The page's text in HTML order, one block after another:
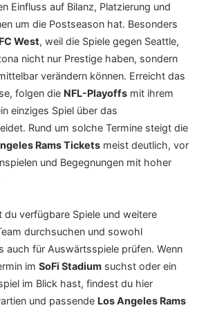
Einfluss auf Bilanz, Platzierung und
um die Postseason hat. Besonders
West, weil die Spiele gegen Seattle,
nicht nur Prestige haben, sondern
verändern können. Erreicht das
folgen die NFL-Playoffs mit ihrem
einziges Spiel über das
Rund um solche Termine steigt die
Rams Tickets meist deutlich, vor
und Begegnungen mit hoher
du verfügbare Spiele und weitere
durchsuchen und sowohl
auch für Auswärtsspiele prüfen. Wenn
im SoFi Stadium suchst oder ein
im Blick hast, findest du hier
und passende Los Angeles Rams